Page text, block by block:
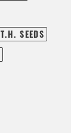
T.H. SEEDS